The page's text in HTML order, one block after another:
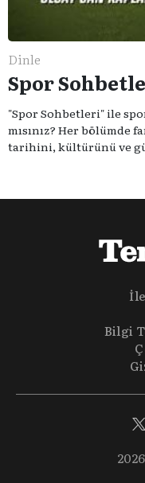
Dinle
Spor
"Spor Sohbetleri" ile
mısınız? Her bölümde
tarihini, kültürünü ve
olmadığına inananlardansanız "Spor
Bilgi